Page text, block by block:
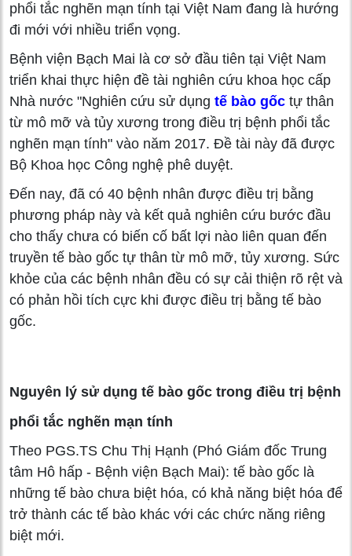
phổi tắc nghẽn mạn tính tại Việt Nam đang là hướng
đi mới với nhiều triển vọng.
Bệnh viện Bạch Mai là cơ sở đầu tiên tại Việt Nam
triển khai thực hiện đề tài nghiên cứu khoa học cấp
Nhà nước "Nghiên cứu sử dụng tế bào gốc tự thân
từ mô mỡ và tủy xương trong điều trị bệnh phổi tắc
nghẽn mạn tính" vào năm 2017. Đề tài này đã được
Bộ Khoa học Công nghệ phê duyệt.
Đến nay, đã có 40 bệnh nhân được điều trị bằng
phương pháp này và kết quả nghiên cứu bước đầu
cho thấy chưa có biến cố bất lợi nào liên quan đến
truyền tế bào gốc tự thân từ mô mỡ, tủy xương. Sức
khỏe của các bệnh nhân đều có sự cải thiện rõ rệt và
có phản hồi tích cực khi được điều trị bằng tế bào
gốc.
Nguyên lý sử dụng tế bào gốc trong điều trị bệnh
phổi tắc nghẽn mạn tính
Theo PGS.TS Chu Thị Hạnh (Phó Giám đốc Trung
tâm Hô hấp - Bệnh viện Bạch Mai): tế bào gốc là
những tế bào chưa biệt hóa, có khả năng biệt hóa để
trở thành các tế bào khác với các chức năng riêng
biệt mới.